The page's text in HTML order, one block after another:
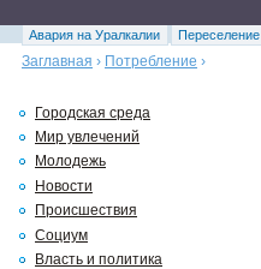
Авария на Уралкалии Переселение
Заглавная › Потребление ›
Городская среда
Мир увлечений
Молодежь
Новости
Происшествия
Социум
Власть и политика